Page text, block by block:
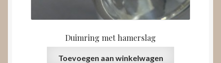
Duimring met hamerslag
Toevoegen aan winkelwagen